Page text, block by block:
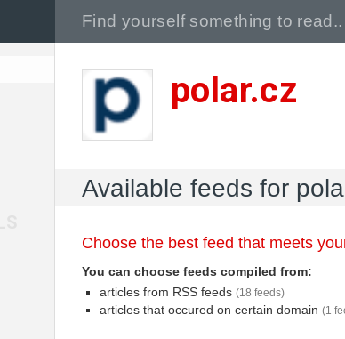
polar.cz
Available feeds for
Choose the best feed that meets
You can choose feeds compiled from:
articles from RSS feeds (18 feeds)
articles that occured on certain domain (1